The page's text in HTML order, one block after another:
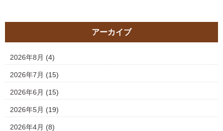
アーカイブ
2026年8月 (4)
2026年7月 (15)
2026年6月 (15)
2026年5月 (19)
2026年4月 (8)